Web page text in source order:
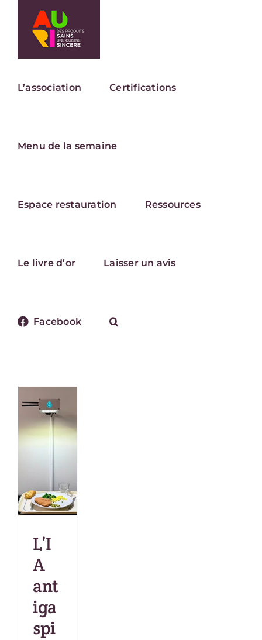
contenu
L’association Certifications
Menu de la semaine
Espace restauration Ressources
Le livre d’or Laisser un avis
Facebook
L’I
A
ant
iga
spi